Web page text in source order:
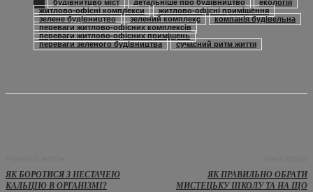
будівнитцво міст детальніше про будівництво
екологія
житлово-офісні комплекси
житлово-офісні приміщення
зелене будівництво
зелений комплекс
компанія будівельна
переваги житлово-офісних комплексів
переваги житлово-офісних приміщень
переваги зеленого будівництва
сучасний ритм життя
ЯК БОРОТИСЯ З НЕСТАЧЕЮ
КАЛЬЦІЮ В ОРГАНІЗМІ?
ЯК ПРАВИЛЬНО ОБРАТИ
МИСТЕЦЬКУ ШКОЛУ ТА НА ЩО